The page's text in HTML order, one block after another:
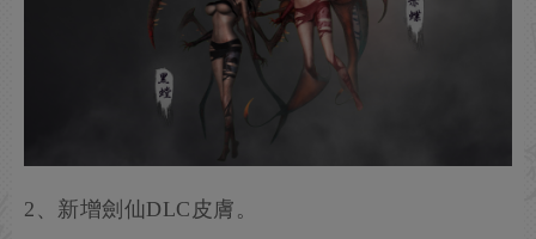
2、新增劍仙DLC皮膚。